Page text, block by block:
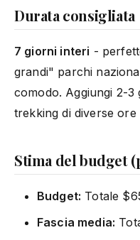
Durata consigliata
7 giorni interi -
grandi" parchi
comodo. Aggiungi 2-
trekking di diverse ore
Stima del budget
Budget: Totale
Fascia media: